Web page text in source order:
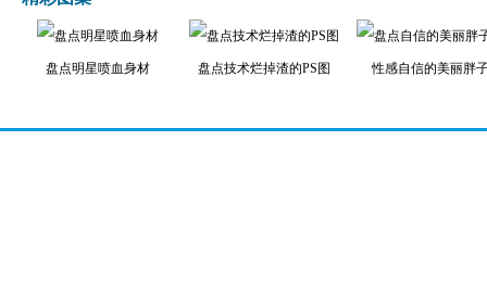
盘点明星喷血身材 盘点技术烂掉渣的PS图 性感自信的美丽胖